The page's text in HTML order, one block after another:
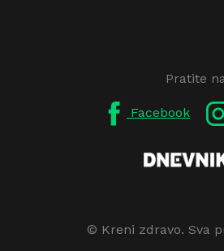
Pratite
Facebook
© Kreni zdravo. Sva